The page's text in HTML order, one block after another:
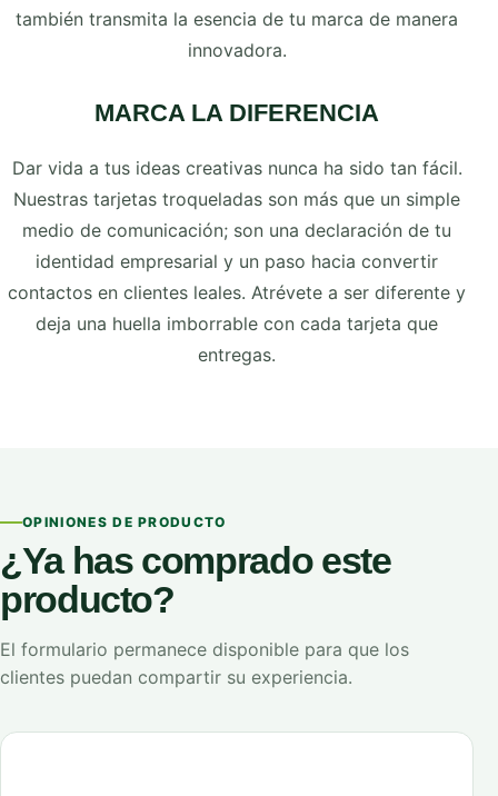
también transmita la esencia de tu marca de manera
innovadora.
MARCA LA DIFERENCIA
Dar vida a tus ideas creativas nunca ha sido tan fácil.
Nuestras tarjetas troqueladas son más que un simple
medio de comunicación; son una declaración de tu
identidad empresarial y un paso hacia convertir
contactos en clientes leales. Atrévete a ser diferente y
deja una huella imborrable con cada tarjeta que
entregas.
OPINIONES DE PRODUCTO
¿Ya has comprado este
producto?
El formulario permanece disponible para que los
clientes puedan compartir su experiencia.